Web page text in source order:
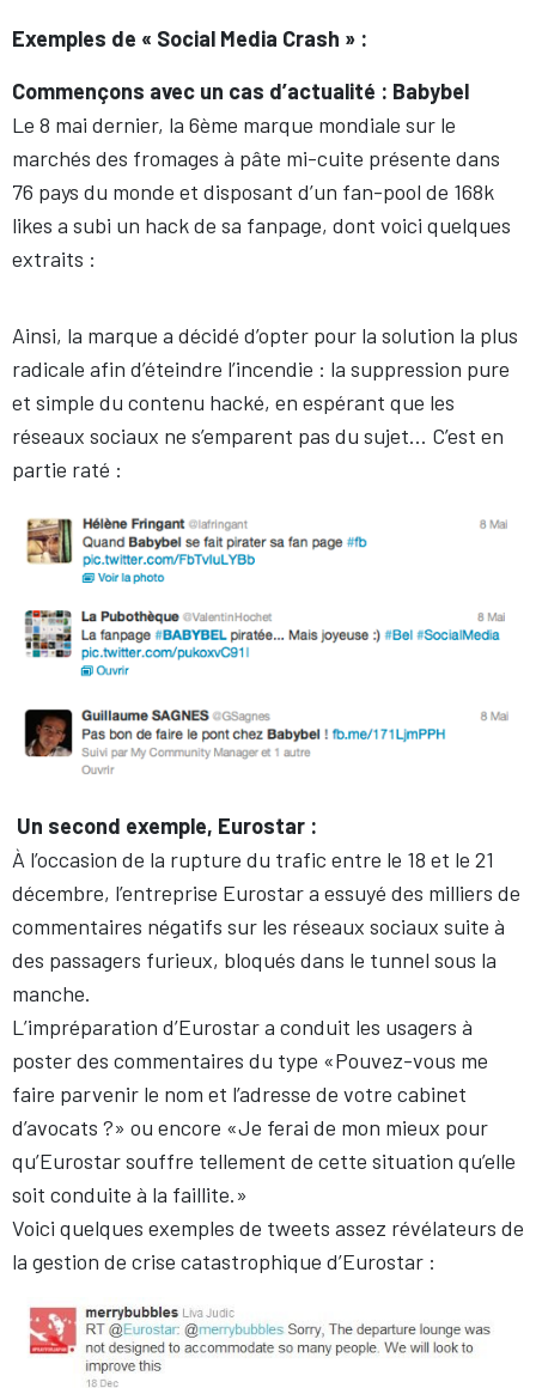
Exemples de « Social Media Crash » :
Commençons avec un cas d’actualité : Babybel
Le 8 mai dernier, la 6ème marque mondiale sur le
marchés des fromages à pâte mi-cuite présente dans
76 pays du monde et disposant d’un fan-pool de 168k
likes a subi un hack de sa fanpage, dont voici quelques
extraits :
Ainsi, la marque a décidé d’opter pour la solution la plus
radicale afin d’éteindre l’incendie : la suppression pure
et simple du contenu hacké, en espérant que les
réseaux sociaux ne s’emparent pas du sujet… C’est en
partie raté :
Un second exemple, Eurostar :
À l’occasion de la rupture du trafic entre le 18 et le 21
décembre, l’entreprise Eurostar a essuyé des milliers de
commentaires négatifs sur les réseaux sociaux suite à
des passagers furieux, bloqués dans le tunnel sous la
manche.
L’impréparation d’Eurostar a conduit les usagers à
poster des commentaires du type «Pouvez-vous me
faire parvenir le nom et l’adresse de votre cabinet
d’avocats ?» ou encore «Je ferai de mon mieux pour
qu’Eurostar souffre tellement de cette situation qu’elle
soit conduite à la faillite.»
Voici quelques exemples de tweets assez révélateurs de
la gestion de crise catastrophique d’Eurostar :